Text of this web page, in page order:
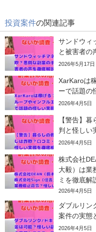
投資案件の関連記事
サンドウィ
と被害者の
2026年5月17日
XarKaroは
ーで話題の
2026年4月5日
【警告】
判と怪しい
2026年4月5日
株式会社
大毅）は業
ミを徹底解
2026年4月5日
ダブルリン
案件の実態
2026年4月5日